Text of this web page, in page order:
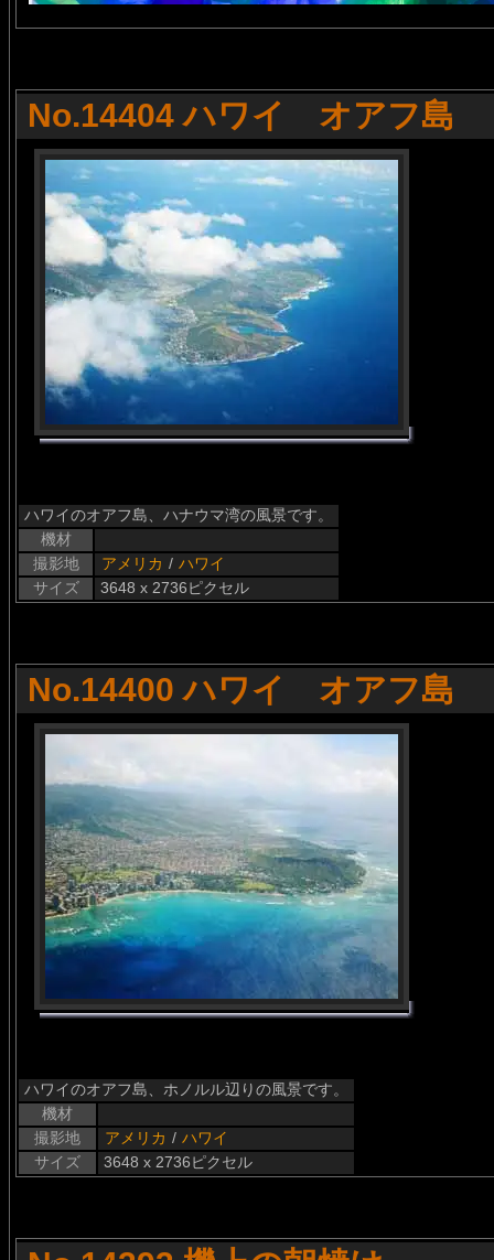
No.14404 ハワイ オアフ島
ハワイのオアフ島、ハナウマ湾の風景です。
機材
撮影地
アメリカ / ハワイ
サイズ
3648 x 2736ピクセル
No.14400 ハワイ オアフ島
ハワイのオアフ島、ホノルル辺りの風景です。
機材
撮影地
アメリカ / ハワイ
サイズ
3648 x 2736ピクセル